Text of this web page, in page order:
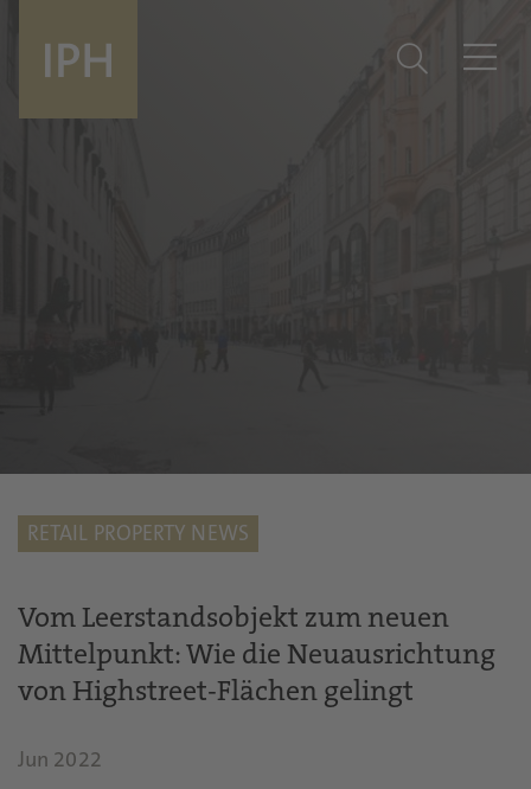
RETAIL PROPERTY NEWS
Vom Leerstandsobjekt zum neuen
Mittelpunkt: Wie die Neuausrichtung
von Highstreet-Flächen gelingt
Jun 2022